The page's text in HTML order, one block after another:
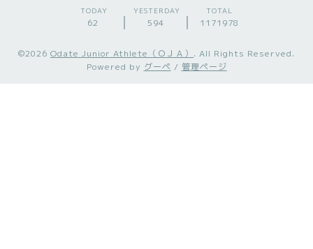
TODAY
62
YESTERDAY
594
TOTAL
1171978
©2026 Odate Junior Athlete（ＯＪＡ） . All Rights Reserved.
Powered by グーペ / 管理ページ